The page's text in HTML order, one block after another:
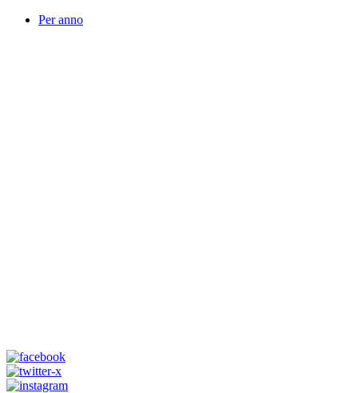
Per anno